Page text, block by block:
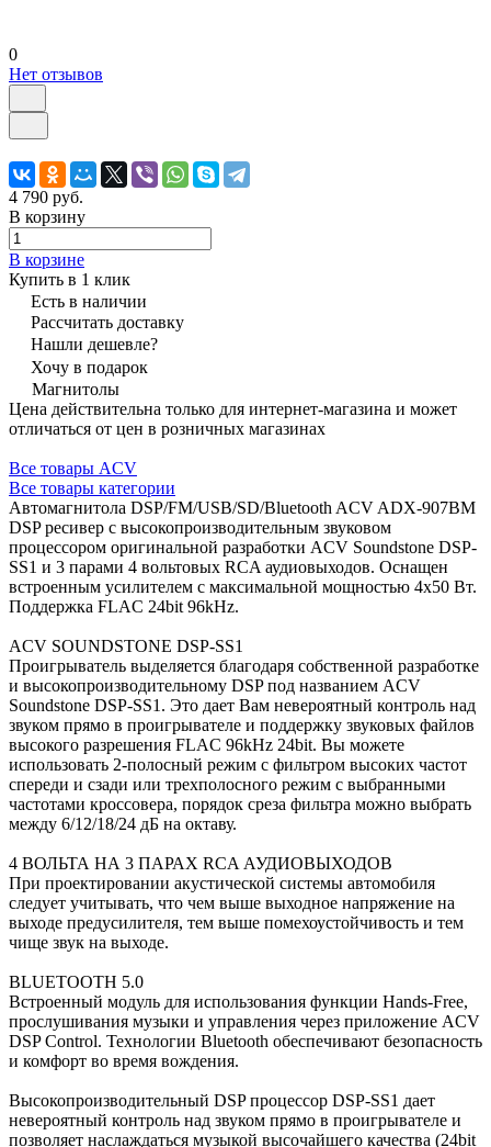
0
Нет отзывов
4 790 руб.
В корзину
В корзине
Купить в 1 клик
Есть в наличии
Рассчитать доставку
Нашли дешевле?
Хочу в подарок
Магнитолы
Цена действительна только для интернет-магазина и может
отличаться от цен в розничных магазинах
Все товары ACV
Все товары категории
Автомагнитола DSP/FM/USB/SD/Bluetooth ACV ADX-907BM
DSP ресивер с высокопроизводительным звуковом
процессором оригинальной разработки ACV Soundstone DSP-
SS1 и 3 парами 4 вольтовых RCA аудиовыходов. Оснащен
встроенным усилителем с максимальной мощностью 4х50 Вт.
Поддержка FLAC 24bit 96kHz.
ACV SOUNDSTONE DSP-SS1
Проигрыватель выделяется благодаря собственной разработке
и высокопроизводительному DSP под названием ACV
Soundstone DSP-SS1. Это дает Вам невероятный контроль над
звуком прямо в проигрывателе и поддержку звуковых файлов
высокого разрешения FLAC 96kHz 24bit. Вы можете
использовать 2-полосный режим с фильтром высоких частот
спереди и сзади или трехполосного режим с выбранными
частотами кроссовера, порядок среза фильтра можно выбрать
между 6/12/18/24 дБ на октаву.
4 ВОЛЬТА НА 3 ПАРАХ RCA АУДИОВЫХОДОВ
При проектировании акустической системы автомобиля
следует учитывать, что чем выше выходное напряжение на
выходе предусилителя, тем выше помехоустойчивость и тем
чище звук на выходе.
BLUETOOTH 5.0
Встроенный модуль для использования функции Hands-Free,
прослушивания музыки и управления через приложение ACV
DSP Control. Технологии Bluetooth обеспечивают безопасность
и комфорт во время вождения.
Высокопроизводительный DSP процессор DSP-SS1 дает
невероятный контроль над звуком прямо в проигрывателе и
позволяет наслаждаться музыкой высочайшего качества (24bit